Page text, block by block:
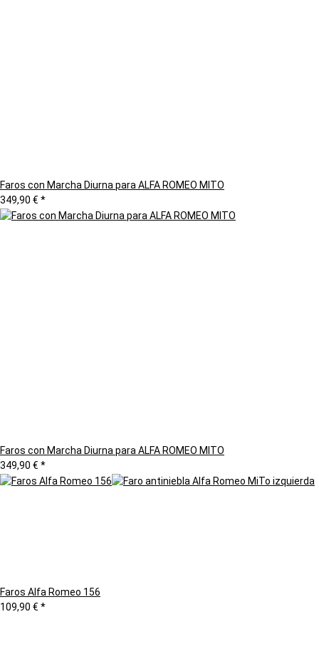
Faros con Marcha Diurna para ALFA ROMEO MITO
349,90 € *
Faros con Marcha Diurna para ALFA ROMEO MITO
349,90 € *
Faros Alfa Romeo 156
109,90 € *